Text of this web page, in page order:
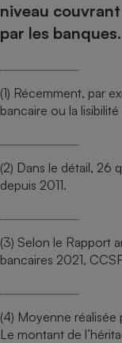
niveau
par les banques.
(1) Récemment, par
bancaire ou la
(2) Dans le détail, 26
depuis 2011.
(3) Selon le Rapport
bancaires 2021,
(4) Moyenne
Le montant de